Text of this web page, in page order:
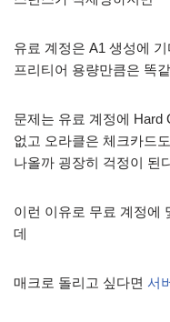
유료 계정은 A1 생성에
프리티어 용량만큼은 똑
문제는 유료 계정에 Hard
없고 오라클은 체크카드
나올까 굉장히 걱정이 된
이런 이유로 무료 계정에
데
매크로 돌리고 싶다면 서